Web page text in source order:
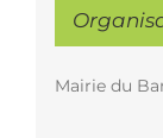
Mairie du